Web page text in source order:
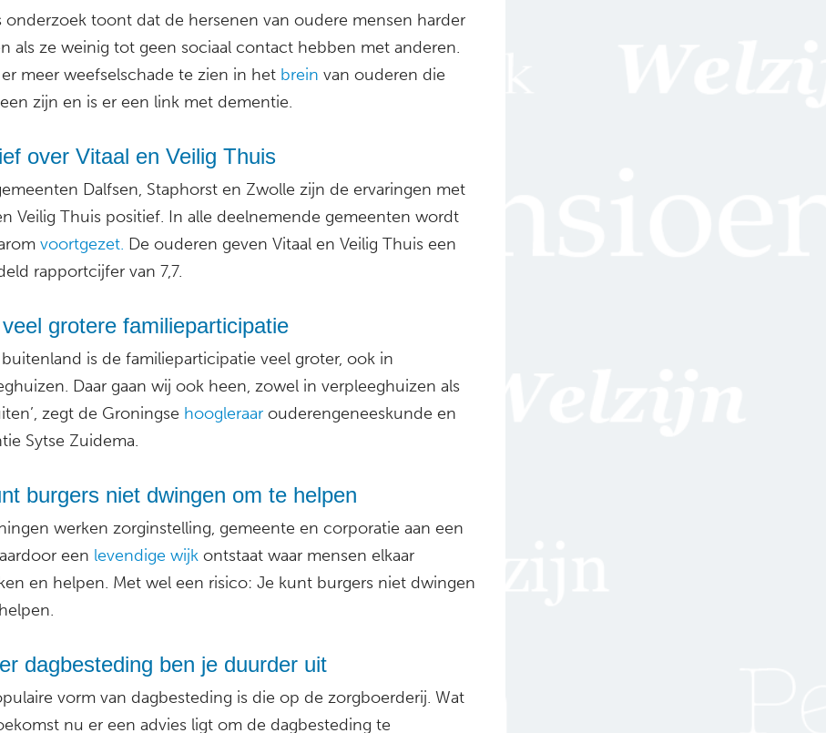
onderzoek toont dat de hersenen van oudere mensen harder
als ze weinig tot geen sociaal contact hebben met anderen.
meer weefselschade te zien in het brein van ouderen die
zijn en is er een link met dementie.
over Vitaal en Veilig Thuis
Dalfsen, Staphorst en Zwolle zijn de ervaringen met
Veilig Thuis positief. In alle deelnemende gemeenten wordt
voortgezet. De ouderen geven Vitaal en Veilig Thuis een
rapportcijfer van 7,7.
grotere familieparticipatie
buitenland is de familieparticipatie veel groter, ook in
Daar gaan wij ook heen, zowel in verpleeghuizen als
zegt de Groningse hoogleraar ouderengeneeskunde en
Sytse Zuidema.
burgers niet dwingen om te helpen
werken zorginstelling, gemeente en corporatie aan een
een levendige wijk ontstaat waar mensen elkaar
en helpen. Met wel een risico: Je kunt burgers niet dwingen
dagbesteding ben je duurder uit
vorm van dagbesteding is die op de zorgboerderij. Wat
nu er een advies ligt om de dagbesteding te